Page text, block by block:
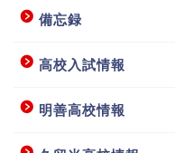
備忘録
高校入試情報
明善高校情報